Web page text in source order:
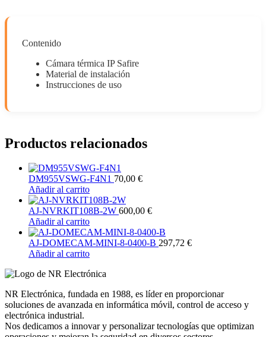
Contenido
Cámara térmica IP Safire
Material de instalación
Instrucciones de uso
Productos relacionados
DM955VSWG-F4N1 70,00 €
Añadir al carrito
AJ-NVRKIT108B-2W 600,00 €
Añadir al carrito
AJ-DOMECAM-MINI-8-0400-B 297,72 €
Añadir al carrito
NR Electrónica, fundada en 1988, es líder en proporcionar
soluciones de avanzada en informática móvil, control de acceso y
electrónica industrial.
Nos dedicamos a innovar y personalizar tecnologías que optimizan